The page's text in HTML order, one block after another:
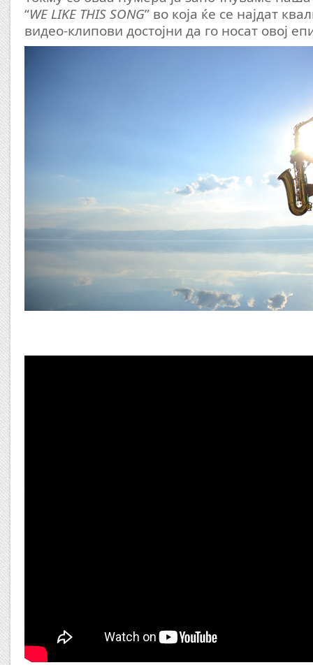
“WE LIKE THIS SONG” во која ќе се најдат
видео-клипови достојни да го носат овој